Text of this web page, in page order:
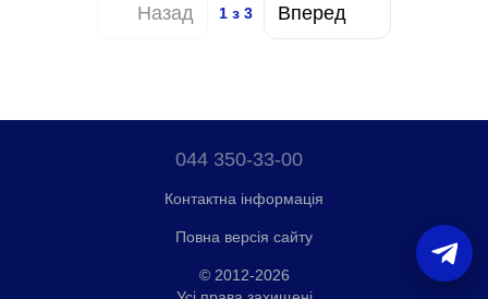
Назад 1 з 3 Вперед
044 350-33-00
Контактна інформація
Повна версія сайту
© 2012-2026